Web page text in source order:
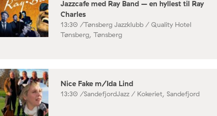
Jazzcafe med Ray Band – en hyllest til Ray
Charles
13:30 /Tønsberg Jazzklubb / Quality Hotel
Tønsberg, Tønsberg
Nice Fake m/Ida Lind
13:30 /SandefjordJazz / Kokeriet, Sandefjord